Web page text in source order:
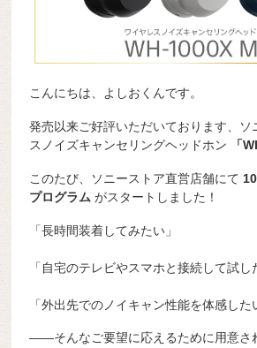
こんにちは、よしおくんです。
発売以来ご好評いただいております、ソ
スノイズキャンセリングヘッドホン
「
このたび、ソニーストア直営店舗にて
プログラム がスタートしました！
「長時間装着してみたい」
「自宅のテレビやスマホと接続して試し
「外出先でのノイキャン性能を体感した
――そんなご要望に応えるために用意さ